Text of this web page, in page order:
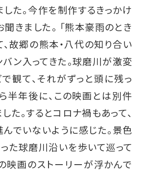
た。今作を制作するきっかけ
きました。 「熊本豪雨のとき
故郷の熊本・八代の知り合い
ン入ってきた。球磨川が激変
観て、それがずっと頭に残っ
半年後に、この映画とは別件
た。するとコロナ禍もあって、
でいないように感じた。景色
た球磨川沿いを歩いて巡って
映画のストーリーが浮かんで